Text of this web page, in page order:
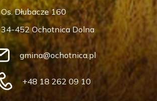
Os. Dłubacze 160
34-452 Ochotnica Dolna
gmina@ochotnica.pl
+48 18 262 09 10